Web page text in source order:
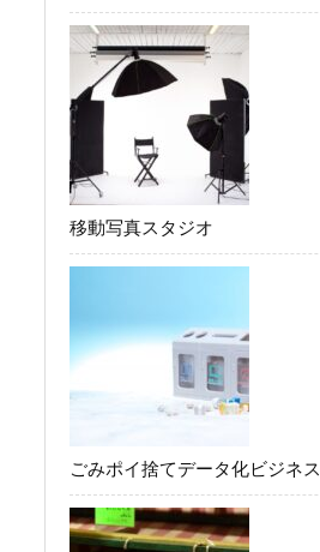
移動写真スタジオ
ごみポイ捨てデータ化ビジネス